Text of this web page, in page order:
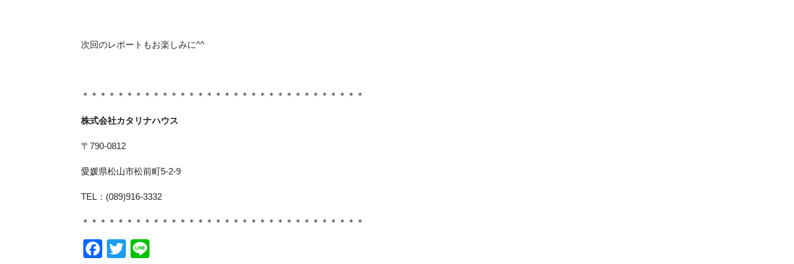
次回のレポートもお楽しみに^^
＊＊＊＊＊＊＊＊＊＊＊＊＊＊＊＊＊＊＊＊＊＊＊＊＊＊＊＊＊＊＊＊
株式会社カタリナハウス
〒790-0812
愛媛県松山市松前町5-2-9
TEL：(089)916-3332
＊＊＊＊＊＊＊＊＊＊＊＊＊＊＊＊＊＊＊＊＊＊＊＊＊＊＊＊＊＊＊＊
Facebook
Twitter